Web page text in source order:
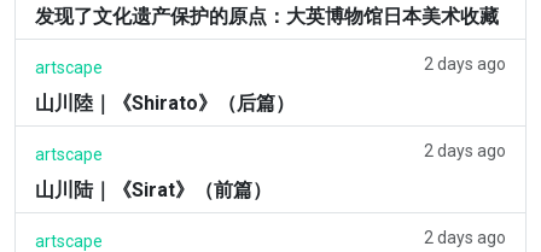
发现了文化遗产保护的原点：大英博物馆日本美术收藏
artscape 2 days ago
山川陸｜《Shirato》（后篇）
artscape 2 days ago
山川陆｜《Sirat》（前篇）
artscape 2 days ago